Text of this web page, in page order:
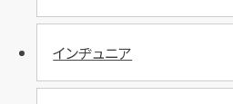
1
します
インヂュニア